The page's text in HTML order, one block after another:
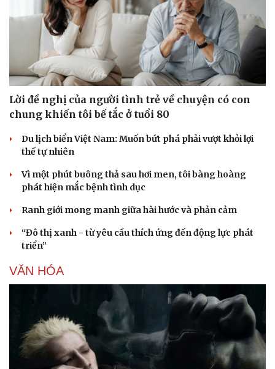
Thể thao
Bóng đá
Lịch thi đấu bóng đá
Thế giới thể thao
eSports
Ô tô - Xe máy
Ô tô
Xe máy
Tư vấn
Lời đề nghị của người tình trẻ về chuyện có con
chung khiến tôi bế tắc ở tuổi 80
Du lịch biển Việt Nam: Muốn bứt phá phải vượt khỏi lợi
thế tự nhiên
Vì một phút buông thả sau hơi men, tôi bàng hoàng
phát hiện mắc bệnh tình dục
Ranh giới mong manh giữa hài hước và phản cảm
“Đô thị xanh - từ yêu cầu thích ứng đến động lực phát
triển”
VĂN HÓA